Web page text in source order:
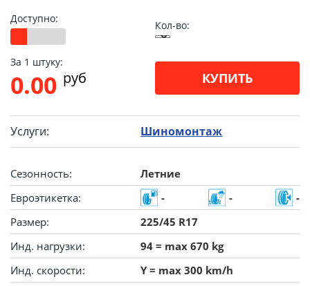
Доступно:
Кол-во:
За 1 штуку:
0.00 pуб КУПИТЬ
Услуги: Шиномонтаж
Сезонность:
Летние
Евроэтикетка:
- -
-
Размер:
225/45 R17
Инд. нагрузки:
94 = max 670 kg
Инд. скорости:
Y = max 300 km/h